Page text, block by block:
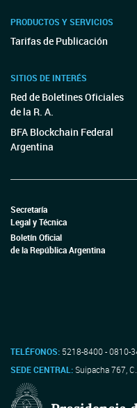
PRODUCTOS Y SERVICIOS
Tarifas de Publicación
SITIOS DE INTERÉS
Red de Boletines Oficiales
de la R. A.
BFA Blockchain Federal
Argentina
Secretaría
Legal y Técnica
Boletín Oficial
de la República Argentina
TELÉFONOS: 5218-8400 - 0810-
SEDE CENTRAL:Suipacha 767,